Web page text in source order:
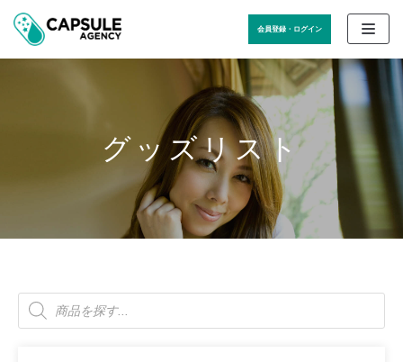
コ
ン
テ
会員登録・ログイン
グッズリスト